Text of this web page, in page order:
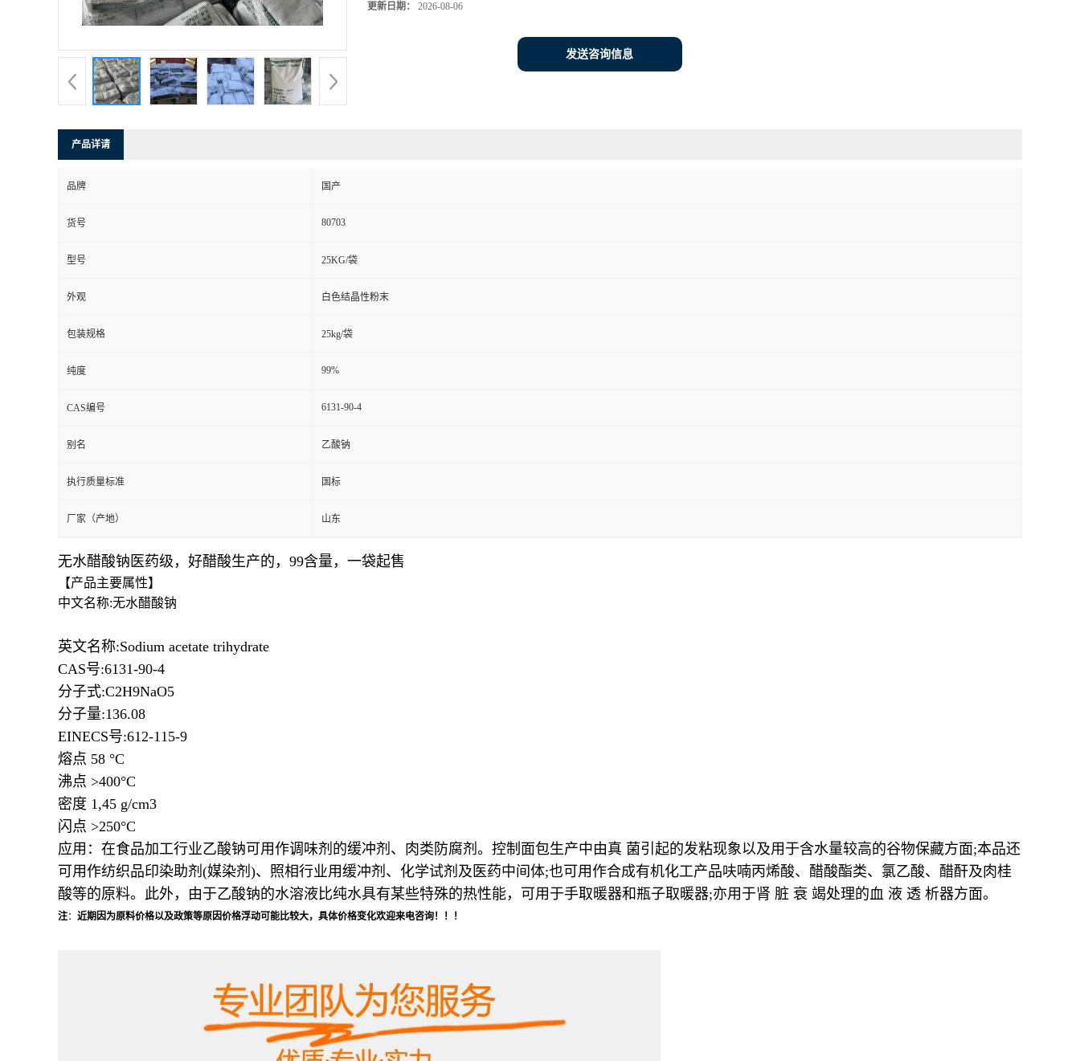
更新日期： 2026-08-06
发送咨询信息
产品详请
品牌 国产
货号 80703
型号 25KG/袋
外观 白色结晶性粉末
包装规格 25kg/袋
纯度 99%
CAS编号 6131-90-4
别名 乙酸钠
执行质量标准 国标
厂家（产地） 山东
无水醋酸钠医药级，好醋酸生产的，99含量，一袋起售
【产品主要属性】
中文名称:无水醋酸钠
英文名称:Sodium acetate trihydrate
CAS号:6131-90-4
分子式:C2H9NaO5
分子量:136.08
EINECS号:612-115-9
熔点 58 °C
沸点 >400°C
密度 1,45 g/cm3
闪点 >250°C
应用：在食品加工行业乙酸钠可用作调味剂的缓冲剂、肉类防腐剂。控制面包生产中由真 菌引起的发粘现象以及用于含水量较高的谷物保藏方面;本品还
可用作纺织品印染助剂(媒染剂)、照相行业用缓冲剂、化学试剂及医药中间体;也可用作合成有机化工产品呋喃丙烯酸、醋酸酯类、氯乙酸、醋酐及肉桂
酸等的原料。此外，由于乙酸钠的水溶液比纯水具有某些特殊的热性能，可用于手取暖器和瓶子取暖器;亦用于肾 脏 衰 竭处理的血 液 透 析器方面。
注： 近期因为原料价格以及政策等原因价格浮动可能比较大，具体价格变化欢迎来电咨询！！！